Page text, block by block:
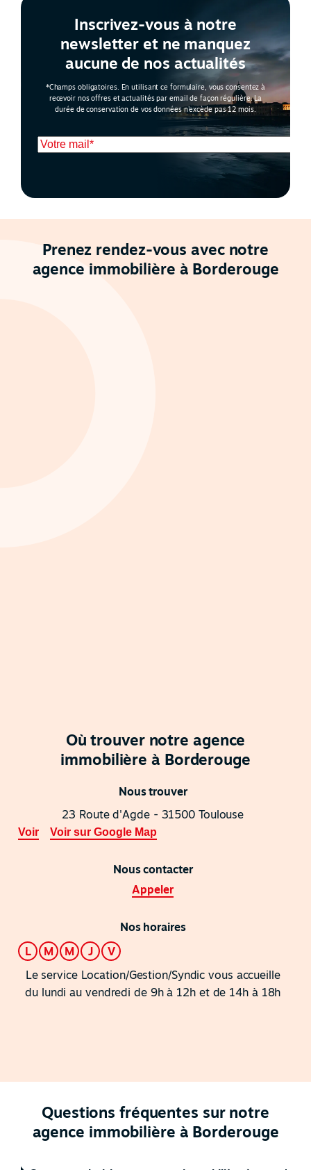
Inscrivez-vous à notre
newsletter et ne manquez
aucune de nos actualités
*Champs obligatoires. En utilisant ce formulaire, vous consentez à
recevoir nos offres et actualités par email de façon régulière. La
durée de conservation de vos données n'excède pas 12 mois.
Prenez rendez-vous avec notre
agence immobilière à Borderouge
Où trouver notre agence
immobilière à Borderouge
Nous trouver
23 Route d'Agde - 31500 Toulouse
Voir Voir sur Google Map
Nous contacter
Appeler
Nos horaires
L
M M J
V
Le service Location/Gestion/Syndic vous accueille
du lundi au vendredi de 9h à 12h et de 14h à 18h
Questions fréquentes sur notre
agence immobilière à Borderouge